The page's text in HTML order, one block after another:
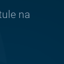
na